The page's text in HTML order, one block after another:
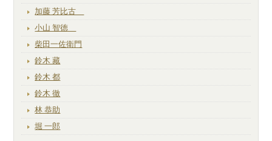
加藤 芳比古
小山 智徳
柴田一佐衛門
鈴木 藏
鈴木 都
鈴木 徹
林 恭助
堀 一郎